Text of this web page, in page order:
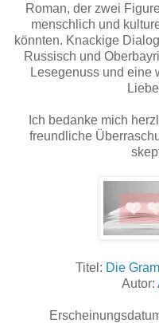
Roman, der zwei
menschlich und
könnten. Knackige
Russisch und
Lesegenuss und eine
Ich bedanke mich
freundliche
Titel: Die
Autor: